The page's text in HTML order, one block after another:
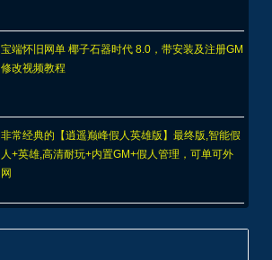
宝端怀旧网单 椰子石器时代 8.0，带安装及注册GM
修改视频教程
非常经典的【逍遥巅峰假人英雄版】最终版,智能假
人+英雄,高清耐玩+内置GM+假人管理，可单可外
网